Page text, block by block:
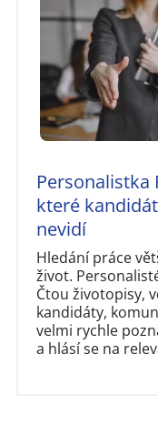
Personalistka
které
nevidí
Hledání práce
život.
Čtou životopisy,
kandidáty,
velmi rychle
a hlásí se na